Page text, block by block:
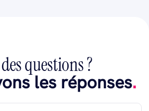
questions ?
les réponses.